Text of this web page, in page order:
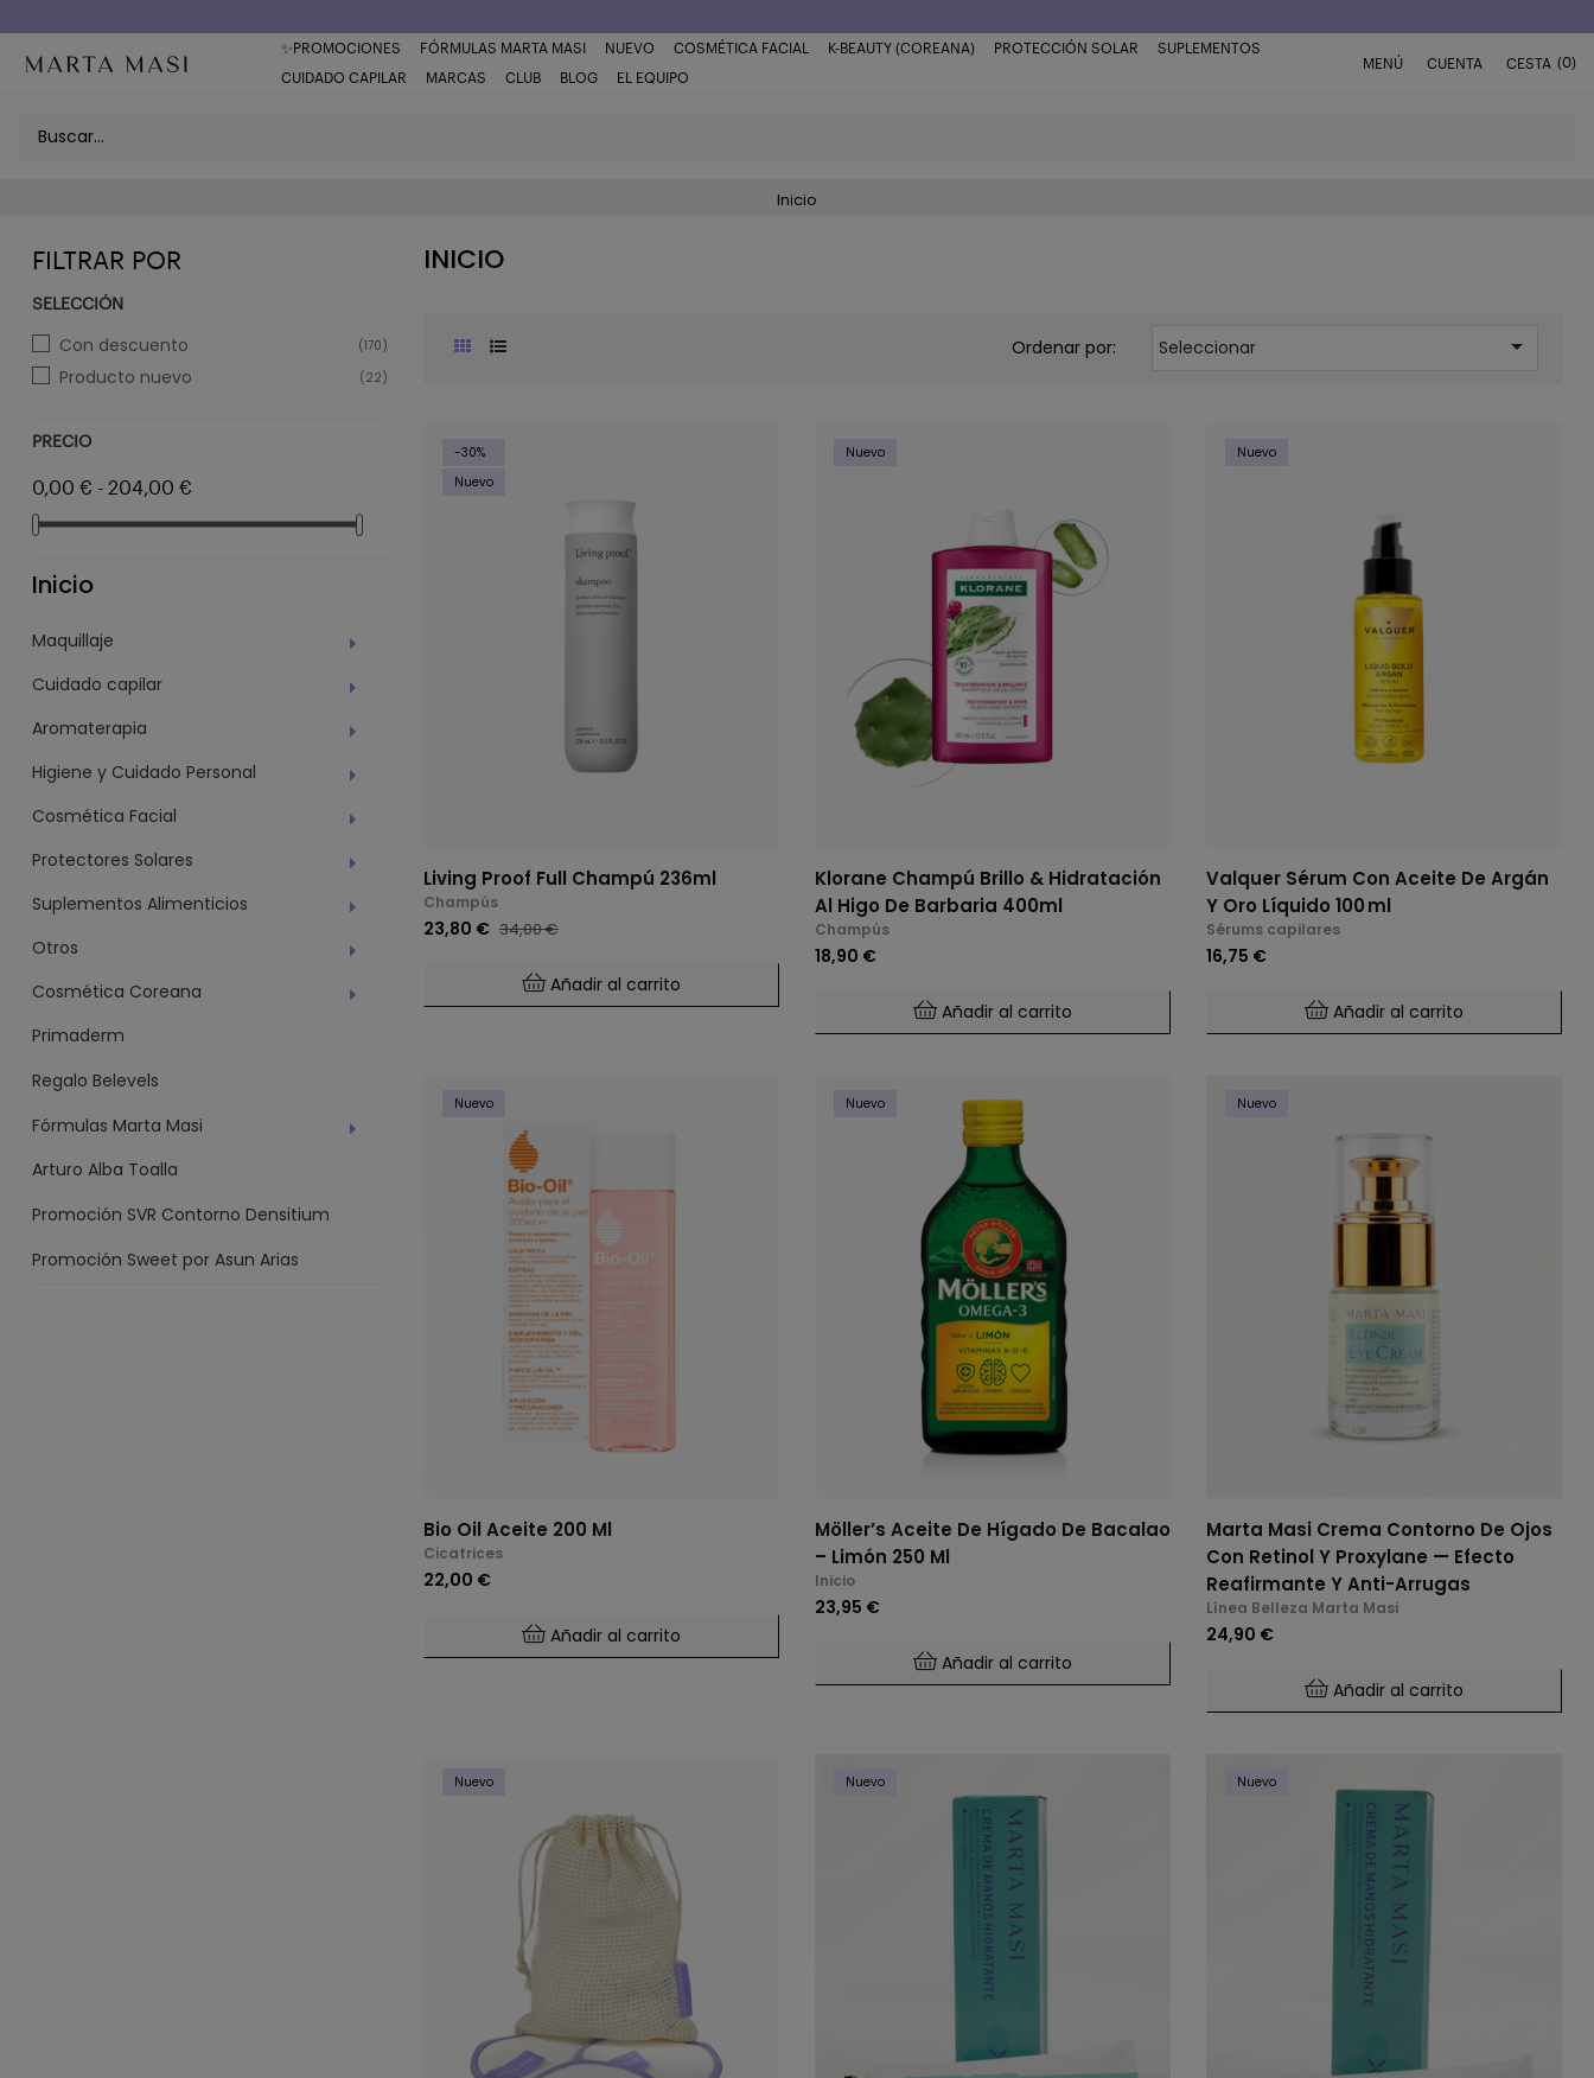
✨PROMOCIONES FÓRMULAS MARTA MASI NUEVO COSMÉTICA FACIAL K-BEAUTY (COREANA) PROTECCIÓN SOLAR
SUPLEMENTOS
CUIDADO CAPILAR
MARCAS CLUB BLOG EL EQUIPO
MENÚ CUENTA CESTA (0)
Inicio
FILTRAR POR
SELECCIÓN
Con descuento (170)
Producto nuevo (22)
PRECIO
0,00 € - 204,00 €
Inicio
Maquillaje
Cuidado capilar
Aromaterapia
Higiene y Cuidado Personal
Cosmética Facial
Protectores Solares
Suplementos Alimenticios
Otros
Cosmética Coreana
Primaderm
Regalo Belevels
Fórmulas Marta Masi
Arturo Alba Toalla
Promoción SVR Contorno Densitium
Promoción Sweet por Asun Arias
INICIO
Ordenar por: Seleccionar 
-30%
Nuevo
Living Proof Full Champú 236ml
Champús
23,80 € 34,00 €
Añadir al carrito
Nuevo
Klorane Champú Brillo & Hidratación
Al Higo De Barbaria 400ml
Champús
18,90 €
Añadir al carrito
Nuevo
Valquer Sérum Con Aceite De Argán
Y Oro Líquido 100 Ml
Sérums capilares
16,75 €
Añadir al carrito
Nuevo
Bio Oil Aceite 200 Ml
Cicatrices
22,00 €
Añadir al carrito
Nuevo
Möller’s Aceite De Hígado De Bacalao
– Limón 250 Ml
Inicio
23,95 €
Añadir al carrito
Nuevo
Marta Masi Crema Contorno De Ojos
Con Retinol Y Proxylane — Efecto
Reafirmante Y Anti-Arrugas
Línea Belleza Marta Masi
24,90 €
Añadir al carrito
Nuevo Nuevo Nuevo